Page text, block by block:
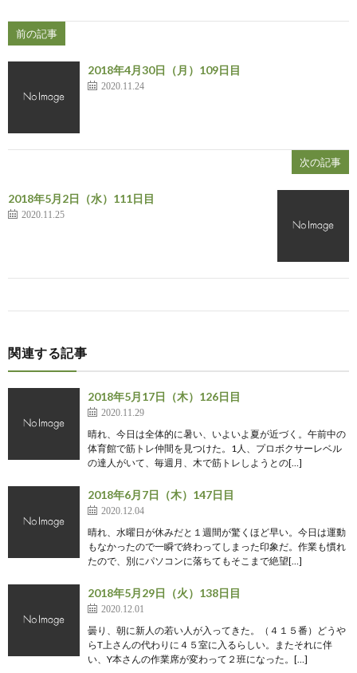
前の記事
2018年4月30日（月）109日目
2020.11.24
次の記事
2018年5月2日（水）111日目
2020.11.25
関連する記事
2018年5月17日（木）126日目
2020.11.29
晴れ、今日は全体的に暑い、いよいよ夏が近づく。午前中の
体育館で筋トレ仲間を見つけた。1人、プロボクサーレベル
の達人がいて、毎週月、木で筋トレしようとの[…]
2018年6月7日（木）147日目
2020.12.04
晴れ、水曜日が休みだと１週間が驚くほど早い。今日は運動
もなかったので一瞬で終わってしまった印象だ。作業も慣れ
たので、別にパソコンに落ちてもそこまで絶望[…]
2018年5月29日（火）138日目
2020.12.01
曇り、朝に新人の若い人が入ってきた。（４１５番）どうや
らT上さんの代わりに４５室に入るらしい。またそれに伴
い、Y本さんの作業席が変わって２班になった。[…]